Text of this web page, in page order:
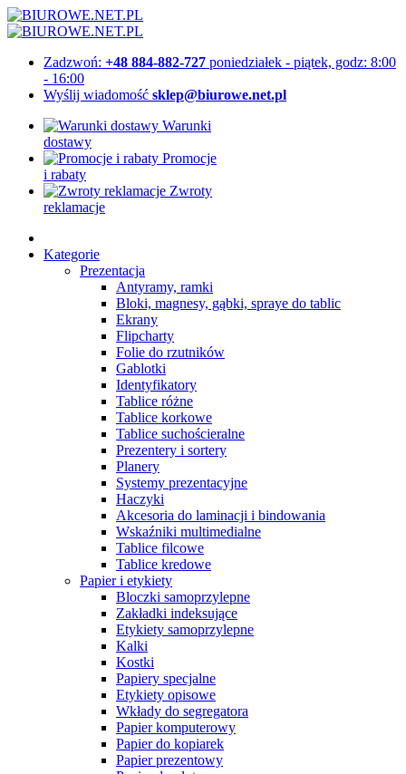
Zadzwoń: +48 884-882-727 poniedziałek - piątek, godz: 8:00
- 16:00
Wyślij wiadomość sklep@biurowe.net.pl
Warunki
dostawy
Promocje
i rabaty
Zwroty
reklamacje
Kategorie
Prezentacja
Antyramy, ramki
Bloki, magnesy, gąbki, spraye do tablic
Ekrany
Flipcharty
Folie do rzutników
Gablotki
Identyfikatory
Tablice różne
Tablice korkowe
Tablice suchościeralne
Prezentery i sortery
Planery
Systemy prezentacyjne
Haczyki
Akcesoria do laminacji i bindowania
Wskaźniki multimedialne
Tablice filcowe
Tablice kredowe
Papier i etykiety
Bloczki samoprzylepne
Zakładki indeksujące
Etykiety samoprzylepne
Kalki
Kostki
Papiery specjalne
Etykiety opisowe
Wkłady do segregatora
Papier komputerowy
Papier do kopiarek
Papier prezentowy